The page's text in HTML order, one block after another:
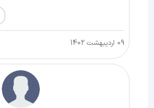
09 اردیبهشت 1402